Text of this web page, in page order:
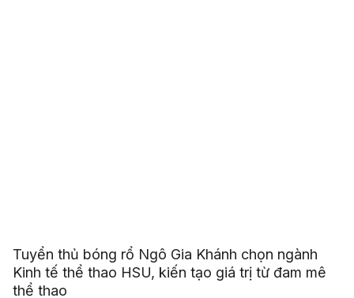
Tuyển thủ bóng rổ Ngô Gia Khánh chọn ngành
Kinh tế thể thao HSU, kiến tạo giá trị từ đam mê
thể thao